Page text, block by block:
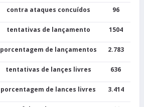
contra ataques concuídos 96
tentativas de lançamento 1504
porcentagem de lançamentos 2.783
tentativas de lançes livres 636
porcentagem de lances livres 3.414